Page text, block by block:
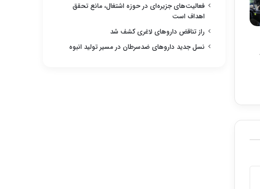
فعالیت‌های جزیره‌ای در حوزه اشتغال، مانع تحقق
اهداف است
راز تناقض داروهای لاغری کشف شد
نسل جدید داروهای ضدسرطان در مسیر تولید انبوه